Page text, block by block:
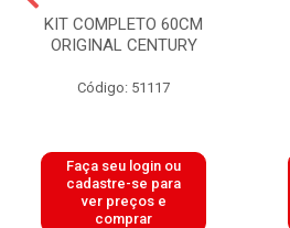
KIT COMPLETO 60CM
ORIGINAL CENTURY
Código: 51117
Faça seu login ou
cadastre-se para
ver preços e
comprar